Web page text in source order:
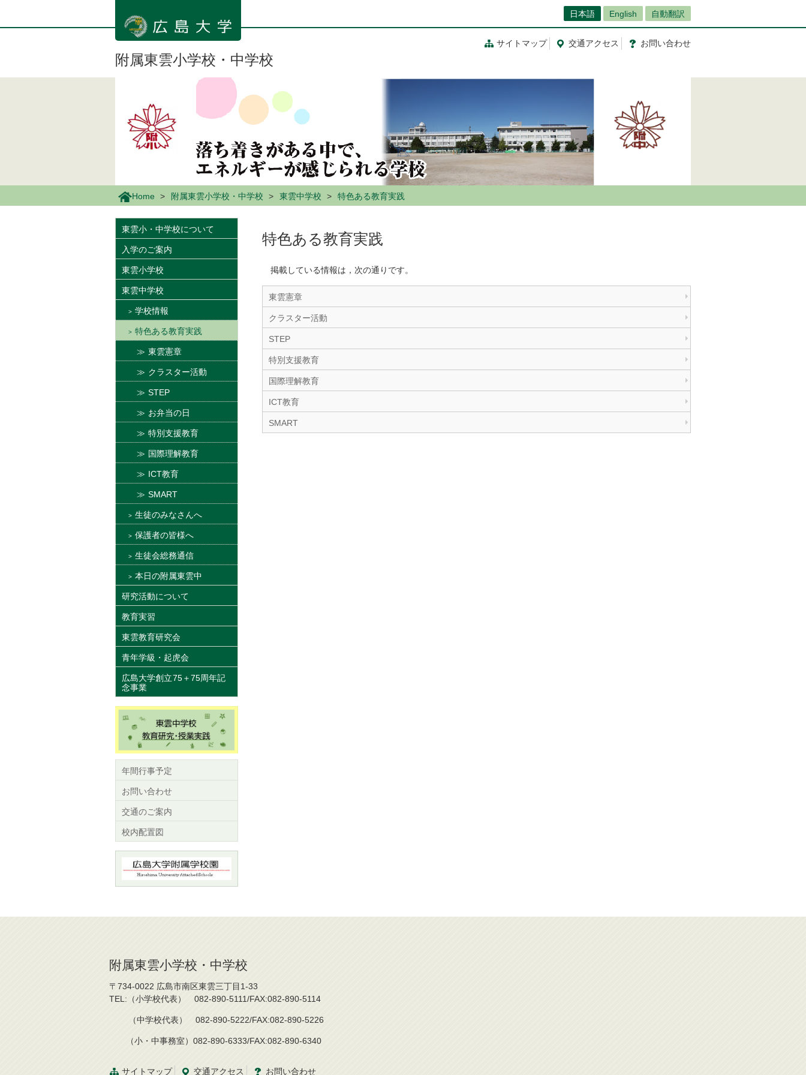
ン
日本語 English 自動翻訳
サイトマップ 交通アクセス お問い合わせ
附属東雲小学校・中学校
Home 附属東雲小学校・中学校 東雲中学校 特色ある教育実践
特色ある教育実践
掲載している情報は，次の通りです。
東雲憲章
クラスター活動
STEP
特別支援教育
国際理解教育
ICT教育
SMART
東雲小・中学校について
入学のご案内
東雲小学校
東雲中学校
学校情報
特色ある教育実践
東雲憲章
クラスター活動
STEP
お弁当の日
特別支援教育
国際理解教育
ICT教育
SMART
生徒のみなさんへ
保護者の皆様へ
生徒会総務通信
本日の附属東雲中
研究活動について
教育実習
東雲教育研究会
青年学級・起虎会
広島大学創立75＋75周年記
念事業
年間行事予定
お問い合わせ
交通のご案内
校内配置図
附属東雲小学校・中学校
〒734-0022 広島市南区東雲三丁目1-33
TEL:（小学校代表） 082-890-5111/FAX:082-890-5114
（中学校代表） 082-890-5222/FAX:082-890-5226
（小・中事務室）082-890-6333/FAX:082-890-6340
サイトマップ 交通アクセス お問い合わせ